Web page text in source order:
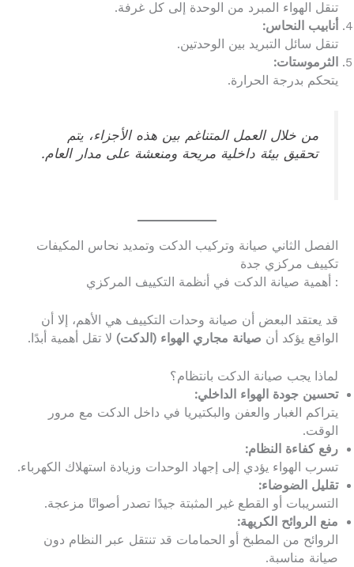
تنقل الهواء المبرد من الوحدة إلى كل غرفة.
أنابيب النحاس:
تنقل سائل التبريد بين الوحدتين.
الثرموستات:
يتحكم بدرجة الحرارة.
من خلال العمل المتناغم بين هذه الأجزاء، يتم
تحقيق بيئة داخلية مريحة ومنعشة على مدار العام.
الفصل الثاني صيانة وتركيب الدكت وتمديد نحاس المكيفات
تكييف مركزي جدة
: أهمية صيانة الدكت في أنظمة التكييف المركزي
قد يعتقد البعض أن صيانة وحدات التكييف هي الأهم، إلا أن
الواقع يؤكد أن صيانة مجاري الهواء (الدكت) لا تقل أهمية أبدًا.
لماذا يجب صيانة الدكت بانتظام؟
تحسين جودة الهواء الداخلي:
يتراكم الغبار والعفن والبكتيريا في داخل الدكت مع مرور
الوقت.
رفع كفاءة النظام:
تسرب الهواء يؤدي إلى إجهاد الوحدات وزيادة استهلاك الكهرباء.
تقليل الضوضاء:
التسريبات أو القطع غير المثبتة جيدًا تصدر أصواتًا مزعجة.
منع الروائح الكريهة:
الروائح من المطبخ أو الحمامات قد تنتقل عبر النظام دون
صيانة مناسبة.